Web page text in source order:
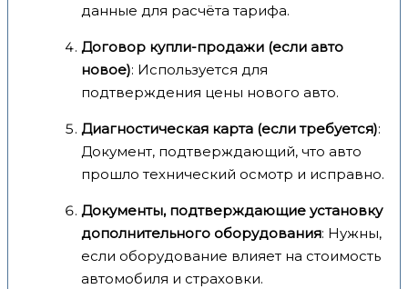
данные для расчёта тарифа.
Договор купли-продажи (если авто
новое): Используется для
подтверждения цены нового авто.
Диагностическая карта (если требуется):
Документ, подтверждающий, что авто
прошло технический осмотр и исправно.
Документы, подтверждающие установку
дополнительного оборудования: Нужны,
если оборудование влияет на стоимость
автомобиля и страховки.